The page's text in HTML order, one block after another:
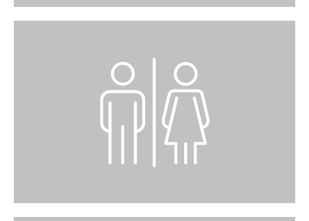
TOILETTEN
Toiletten wie auch Wickelraum finden Sie im
Zwischengeschoss.